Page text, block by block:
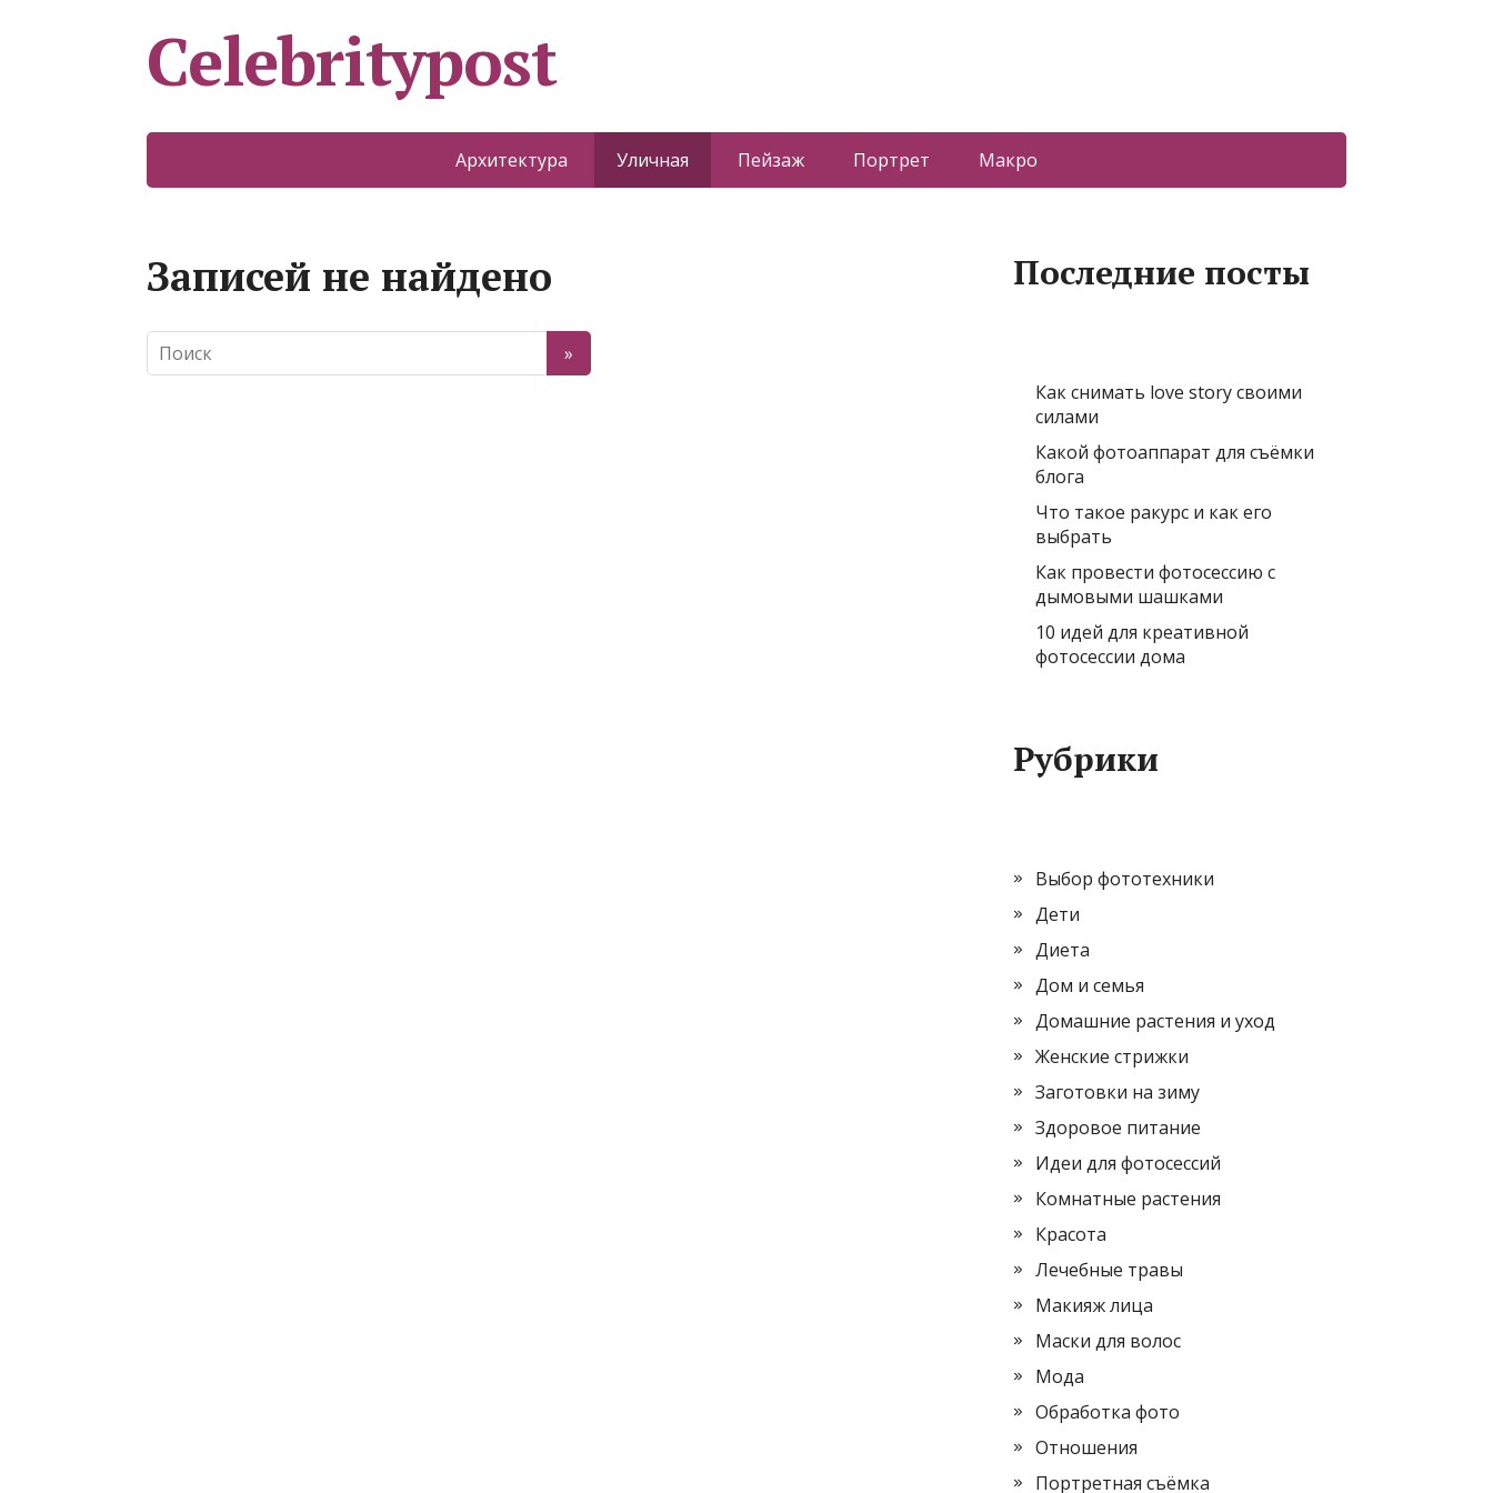
Celebritypost
Архитектура Уличная Пейзаж Портрет Макро
Записей не найдено Последние посты
Как снимать love story своими
силами
Какой фотоаппарат для съёмки
блога
Что такое ракурс и как его
выбрать
Как провести фотосессию с
дымовыми шашками
10 идей для креативной
фотосессии дома
Рубрики
Выбор фототехники
Дети
Диета
Дом и семья
Домашние растения и уход
Женские стрижки
Заготовки на зиму
Здоровое питание
Идеи для фотосессий
Комнатные растения
Красота
Лечебные травы
Макияж лица
Маски для волос
Мода
Обработка фото
Отношения
Портретная съёмка